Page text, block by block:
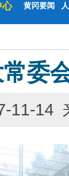
心 黄冈要闻
委
11-